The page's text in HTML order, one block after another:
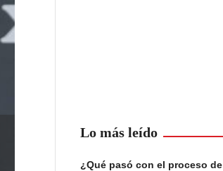
Lo más leído
¿Qué pasó con el proceso de